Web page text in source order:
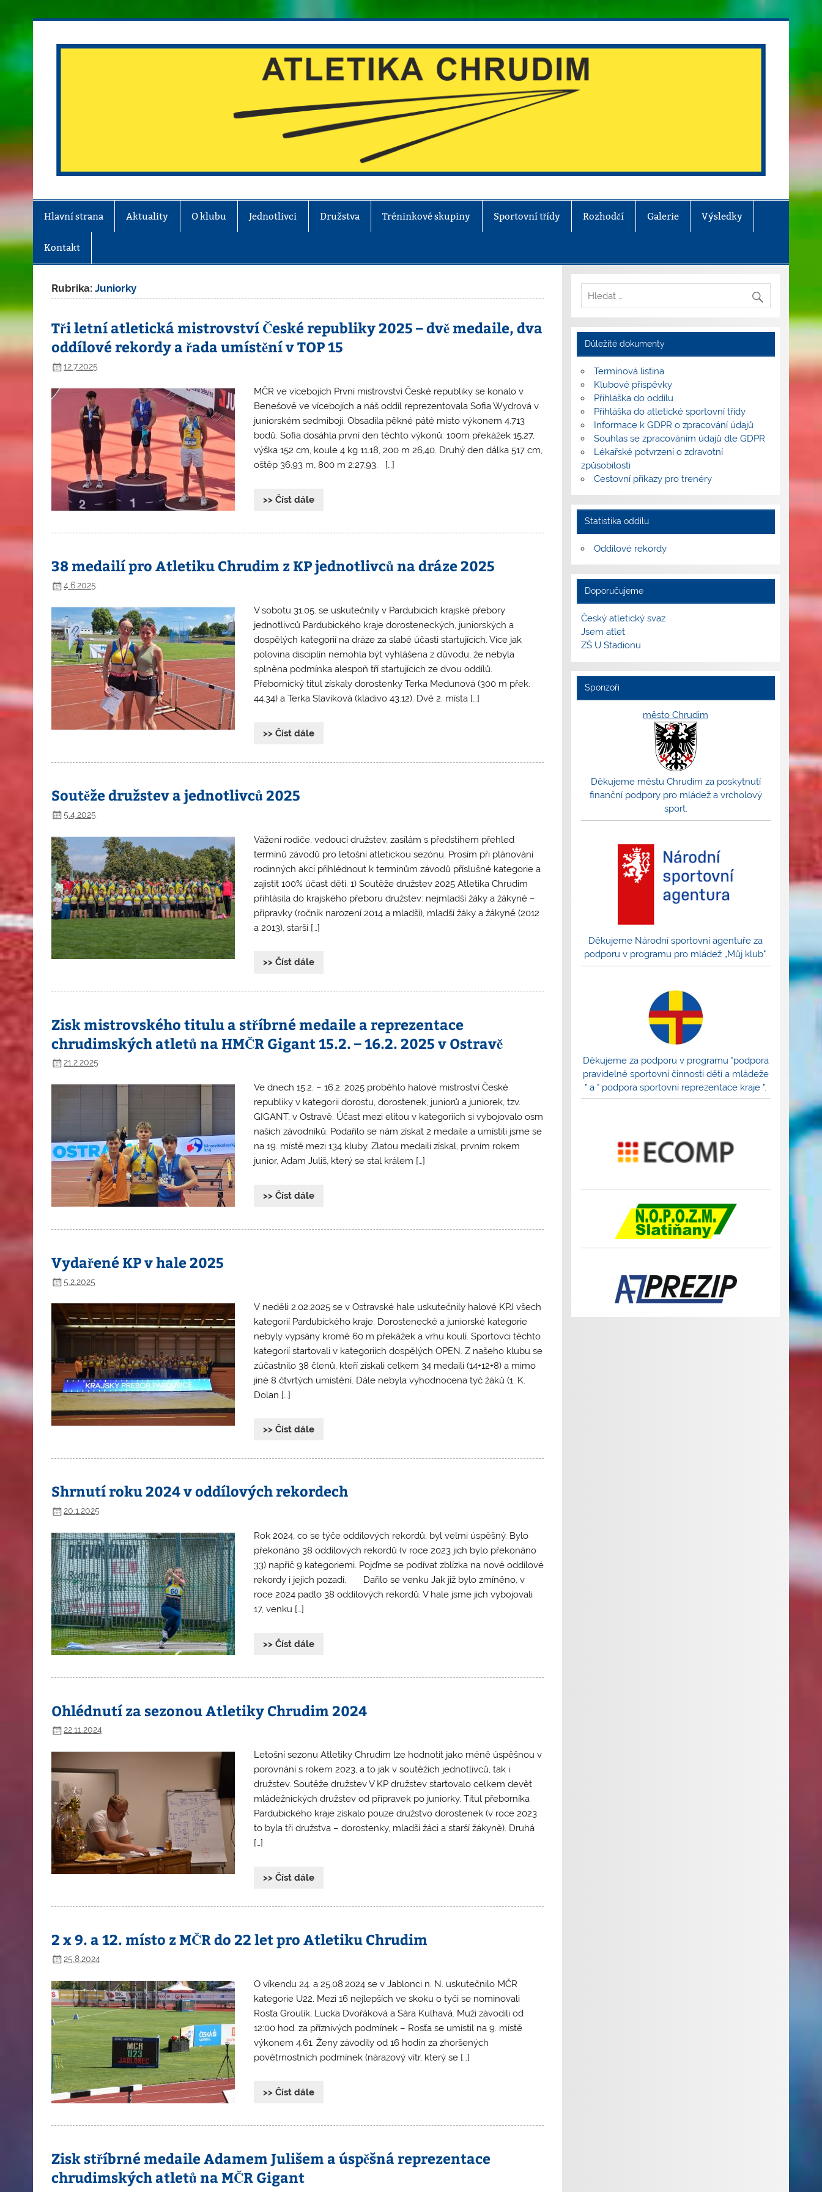
content
Hlavní strana Aktuality O klubu Jednotlivci Družstva Tréninkové skupiny Sportovní třídy Rozhodčí Galerie Výsledky
Kontakt
Rubrika:Juniorky
Tři letní atletická mistrovství České republiky 2025 – dvě medaile, dva
oddílové rekordy a řada umístění v TOP 15
12.7.2025
MČR ve vícebojích První mistrovství České republiky se konalo v
Benešově ve vícebojích a náš oddíl reprezentovala Sofia Wydrová v
juniorském sedmiboji. Obsadila pěkné páté místo výkonem 4.713
bodů. Sofia dosáhla první den těchto výkonů: 100m překážek 15,27,
výška 152 cm, koule 4 kg 11.18, 200 m 26,40. Druhý den dálka 517 cm,
oštěp 36,93 m, 800 m 2:27,93. […]
>> Číst dále
38 medailí pro Atletiku Chrudim z KP jednotlivců na dráze 2025
4.6.2025
V sobotu 31.05. se uskutečnily v Pardubicích krajské přebory
jednotlivců Pardubického kraje dorosteneckých, juniorských a
dospělých kategorií na dráze za slabé účasti startujících. Více jak
polovina disciplín nemohla být vyhlášena z důvodu, že nebyla
splněna podmínka alespoň tří startujících ze dvou oddílů.
Přebornický titul získaly dorostenky Terka Medunová (300 m přek.
44.34) a Terka Slavíková (kladivo 43.12). Dvě 2. místa […]
>> Číst dále
Soutěže družstev a jednotlivců 2025
5.4.2025
Vážení rodiče, vedoucí družstev, zasílám s předstihem přehled
termínů závodů pro letošní atletickou sezónu. Prosím při plánování
rodinných akcí přihlédnout k termínům závodů příslušné kategorie a
zajistit 100% účast dětí. 1) Soutěže družstev 2025 Atletika Chrudim
přihlásila do krajského přeboru družstev: nejmladší žáky a žákyně –
přípravky (ročník narození 2014 a mladší), mladší žáky a žákyně (2012
a 2013), starší […]
>> Číst dále
Zisk mistrovského titulu a stříbrné medaile a reprezentace
chrudimských atletů na HMČR Gigant 15.2. – 16.2. 2025 v Ostravě
21.2.2025
Ve dnech 15.2. – 16.2. 2025 proběhlo halové mistroství České
republiky v kategorii dorostu, dorostenek, juniorů a juniorek, tzv.
GIGANT, v Ostravě. Účast mezi elitou v kategoriích si vybojovalo osm
našich závodníků. Podařilo se nám získat 2 medaile a umístili jsme se
na 19. místě mezi 134 kluby. Zlatou medaili získal, prvním rokem
junior, Adam Juliš, který se stal králem […]
>> Číst dále
Vydařené KP v hale 2025
5.2.2025
V neděli 2.02.2025 se v Ostravské hale uskutečnily halové KPJ všech
kategorií Pardubického kraje. Dorostenecké a juniorské kategorie
nebyly vypsány kromě 60 m překážek a vrhu koulí. Sportovci těchto
kategorií startovali v kategoriích dospělých OPEN. Z našeho klubu se
zúčastnilo 38 členů, kteří získali celkem 34 medailí (14+12+8) a mimo
jiné 8 čtvrtých umístění. Dále nebyla vyhodnocena tyč žáků (1. K.
Dolan […]
>> Číst dále
Shrnutí roku 2024 v oddílových rekordech
20.1.2025
Rok 2024, co se týče oddílových rekordů, byl velmi úspěšný. Bylo
překonáno 38 oddílových rekordů (v roce 2023 jich bylo překonáno
33) napříč 9 kategoriemi. Pojďme se podívat zblízka na nové oddílové
rekordy i jejich pozadí. Dařilo se venku Jak již bylo zmíněno, v
roce 2024 padlo 38 oddílových rekordů. V hale jsme jich vybojovali
17, venku […]
>> Číst dále
Ohlédnutí za sezonou Atletiky Chrudim 2024
22.11.2024
Letošní sezonu Atletiky Chrudim lze hodnotit jako méně úspěšnou v
porovnání s rokem 2023, a to jak v soutěžích jednotlivců, tak i
družstev. Soutěže družstev V KP družstev startovalo celkem devět
mládežnických družstev od přípravek po juniorky. Titul přeborníka
Pardubického kraje získalo pouze družstvo dorostenek (v roce 2023
to byla tři družstva – dorostenky, mladší žáci a starší žákyně). Druhá
[…]
>> Číst dále
2 x 9. a 12. místo z MČR do 22 let pro Atletiku Chrudim
25.8.2024
O víkendu 24. a 25.08.2024 se v Jablonci n. N. uskutečnilo MČR
kategorie U22. Mezi 16 nejlepších ve skoku o tyči se nominovali
Rosťa Groulík, Lucka Dvořáková a Sára Kulhavá. Muži závodili od
12:00 hod. za příznivých podmínek – Rosťa se umístil na 9. místě
výkonem 4.61. Ženy závodily od 16 hodin za zhoršených
povětrnostních podmínek (nárazový vítr, který se […]
>> Číst dále
Zisk stříbrné medaile Adamem Julišem a úspěšná reprezentace
chrudimských atletů na MČR Gigant
Důležité dokumenty
Termínová listina
Klubové příspěvky
Přihláška do oddílu
Přihláška do atletické sportovní třídy
Informace k GDPR o zpracování údajů
Souhlas se zpracováním údajů dle GDPR
Lékařské potvrzení o zdravotní
způsobilosti
Cestovní příkazy pro trenéry
Statistika oddílu
Oddílové rekordy
Doporučujeme
Český atletický svaz
Jsem atlet
ZŠ U Stadionu
Sponzoři
město Chrudim
Děkujeme městu Chrudim za poskytnutí
finanční podpory pro mládež a vrcholový
sport.
Děkujeme Národní sportovní agentuře za
podporu v programu pro mládež „Můj klub".
Děkujeme za podporu v programu "podpora
pravidelné sportovní činnosti dětí a mládeže
" a " podpora sportovní reprezentace kraje ".